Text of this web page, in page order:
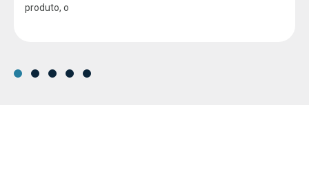
produto, o